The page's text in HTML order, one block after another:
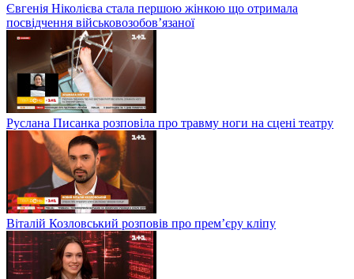
Євгенія Ніколієва стала першою жінкою що отримала
посвідчення військовозобов’язаної
Руслана Писанка розповіла про травму ноги на сцені театру
Віталій Козловський розповів про прем’єру кліпу